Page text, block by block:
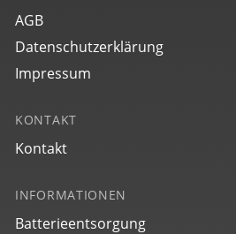
AGB
Datenschutzerklärung
Impressum
KONTAKT
Kontakt
INFORMATIONEN
Batterieentsorgung